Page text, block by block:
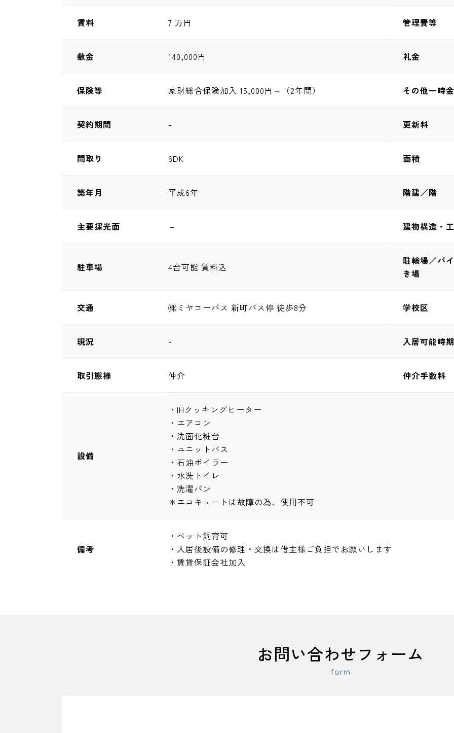
賃料 7 万円 管理費等
敷金 140,000円 礼金
保険等 家財総合保険加入 15,000円～（2年間） その他一時金
契約期間 - 更新料
間取り 6DK 面積
築年月 平成6年 階建／階
主要採光面 － 建物構造・
駐車場 4台可能 賃料込
駐輪場／バ
き場
交通 ㈱ミヤコーバス 新町バス停 徒歩8分 学校区
現況 - 入居可能時期
取引態様 仲介 仲介手数料
設備
・IHクッキングヒーター
・エアコン
・洗面化粧台
・ユニットバス
・石油ボイラー
・水洗トイレ
・洗濯パン
＊エコキュートは故障の為、使用不可
備考
・ペット飼育可
・入居後設備の修理・交換は借主様ご負担でお願いします
・賃貸保証会社加入
お問い合わせフォーム
form